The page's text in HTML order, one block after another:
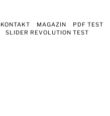
KONTAKT MAGAZIN PDF TEST
SLIDER REVOLUTION TEST